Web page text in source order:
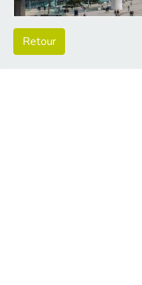
Retour